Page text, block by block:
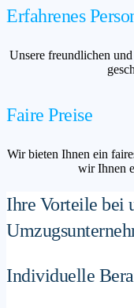
Erfahrenes
Unsere freundlichen
Faire Preise
Wir bieten Ihnen ein
wir Ihnen
Ihre Vorteile bei
Individuelle